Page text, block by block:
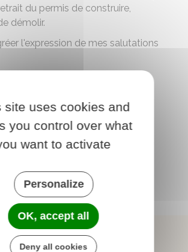
du permis de construire,
démolir.
l'expression de mes salutations
site uses cookies and
you control over what
want to activate
Personalize
OK, accept all
Deny all cookies